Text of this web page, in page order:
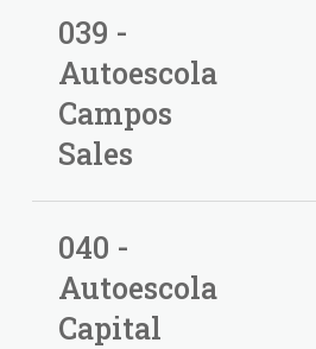
039 -
Autoescola
Campos
Sales
040 -
Autoescola
Capital